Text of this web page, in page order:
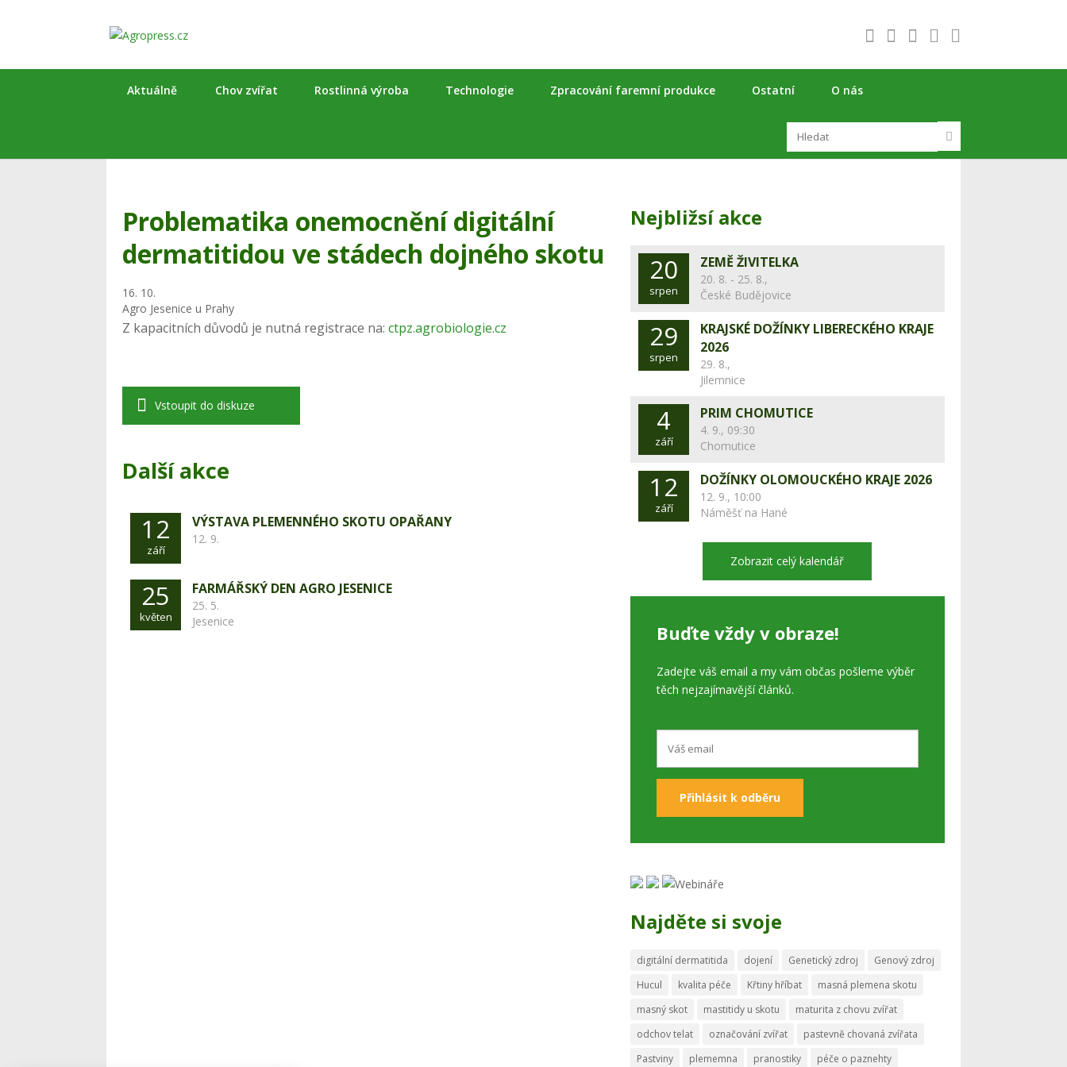
Aktuálně Chov zvířat Rostlinná výroba Technologie Zpracování faremní produkce Ostatní O nás
Problematika onemocnění digitální
dermatitidou ve stádech dojného skotu
16. 10.
Agro Jesenice u Prahy
Z kapacitních důvodů je nutná registrace na:ctpz.agrobiologie.cz
Vstoupit do diskuze
Další akce
12
září
VÝSTAVA PLEMENNÉHO SKOTU OPAŘANY
12. 9.
25
květen
FARMÁŘSKÝ DEN AGRO JESENICE
25. 5.
Jesenice
Nejbližsí akce
20
srpen
ZEMĚ ŽIVITELKA
20. 8. - 25. 8.,
České Budějovice
29
srpen
KRAJSKÉ DOŽÍNKY LIBERECKÉHO KRAJE
2026
29. 8.,
Jilemnice
4
září
PRIM CHOMUTICE
4. 9., 09:30
Chomutice
12
září
DOŽÍNKY OLOMOUCKÉHO KRAJE 2026
12. 9., 10:00
Náměšť na Hané
Zobrazit celý kalendář
Buďte vždy v obraze!
Zadejte váš email a my vám občas pošleme výběr
těch nejzajímavější článků.
Najděte si svoje
digitální dermatitida dojení Genetický zdroj
Genový zdroj
Hucul
kvalita péče Křtiny hříbat
masná plemena skotu
masný skot
mastitidy u skotu
maturita z chovu zvířat
odchov telat
označování zvířat
pastevně chovaná zvířata
Pastviny
plememna pranostiky péče o paznehty